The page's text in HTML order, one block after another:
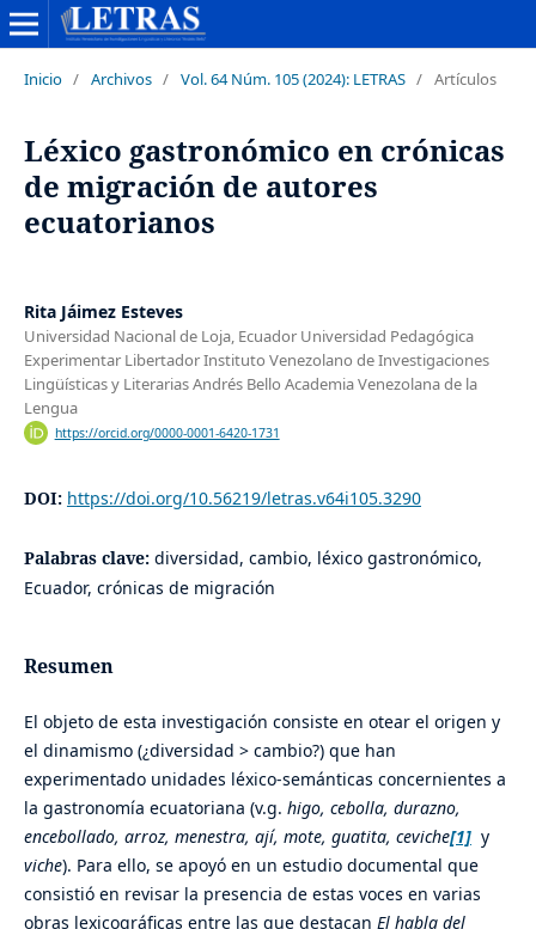
Inicio / Archivos / Vol. 64 Núm. 105 (2024): LETRAS / Artículos
Léxico gastronómico en crónicas
de migración de autores
ecuatorianos
Rita Jáimez Esteves
Universidad Nacional de Loja, Ecuador Universidad Pedagógica
Experimentar Libertador Instituto Venezolano de Investigaciones
Lingüísticas y Literarias Andrés Bello Academia Venezolana de la
Lengua
https://orcid.org/0000-0001-6420-1731
DOI: https://doi.org/10.56219/letras.v64i105.3290
Palabras clave: diversidad, cambio, léxico gastronómico,
Ecuador, crónicas de migración
Resumen
El objeto de esta investigación consiste en otear el origen y
el dinamismo (¿diversidad > cambio?) que han
experimentado unidades léxico-semánticas concernientes a
la gastronomía ecuatoriana (v.g. higo, cebolla, durazno,
encebollado, arroz, menestra, ají, mote, guatita, ceviche[1] y
viche). Para ello, se apoyó en un estudio documental que
consistió en revisar la presencia de estas voces en varias
obras lexicográficas entre las que destacan El habla del